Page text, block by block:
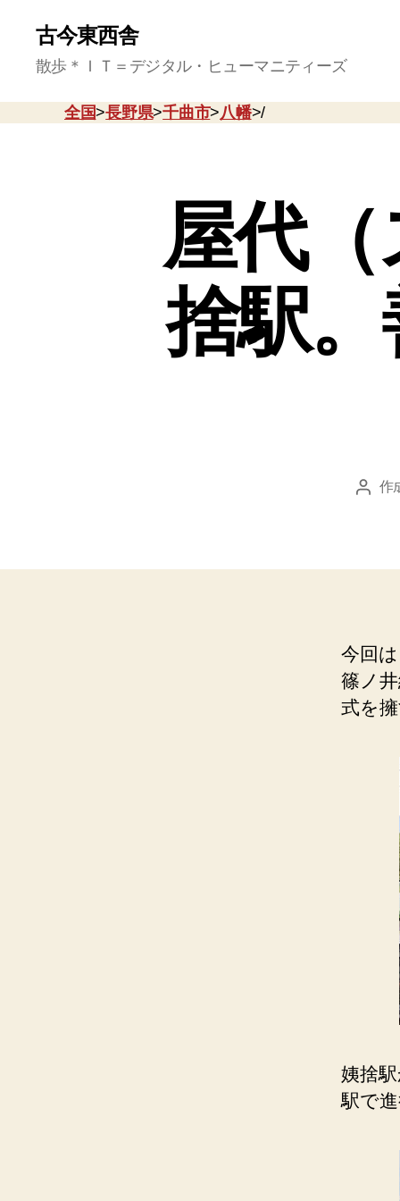
古今東西舎
散歩＊ＩＴ＝デジタル・ヒューマニティーズ
全国>長野県>千曲市>八幡>/
屋代
捨駅
投 作
今回
篠ノ
式を
姨捨
駅で